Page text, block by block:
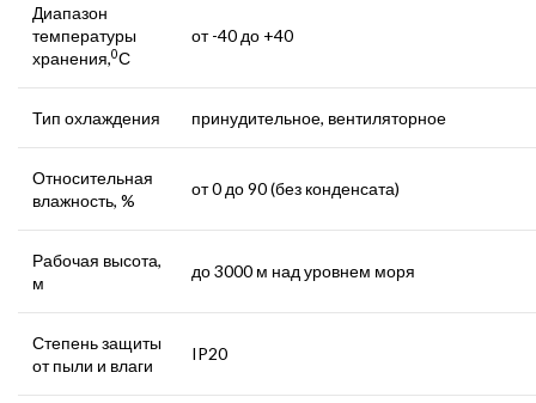
Диапазон
температуры
хранения,0С
от -40 до +40
Тип охлаждения принудительное, вентиляторное
Относительная
влажность, %
от 0 до 90 (без конденсата)
Рабочая высота,
м
до 3000 м над уровнем моря
Степень защиты
от пыли и влаги
IP20